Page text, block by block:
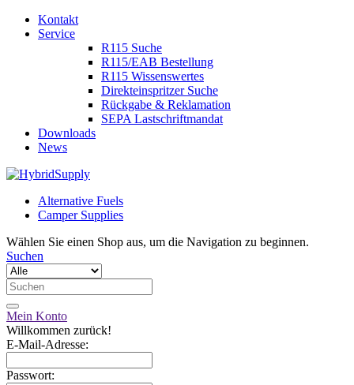
Kontakt
Service
R115 Suche
R115/EAB Bestellung
R115 Wissenswertes
Direkteinspritzer Suche
Rückgabe & Reklamation
SEPA Lastschriftmandat
Downloads
News
Alternative Fuels
Camper Supplies
Wählen Sie einen Shop aus, um die Navigation zu beginnen.
Suchen
Mein Konto
Willkommen zurück!
E-Mail-Adresse:
Passwort: